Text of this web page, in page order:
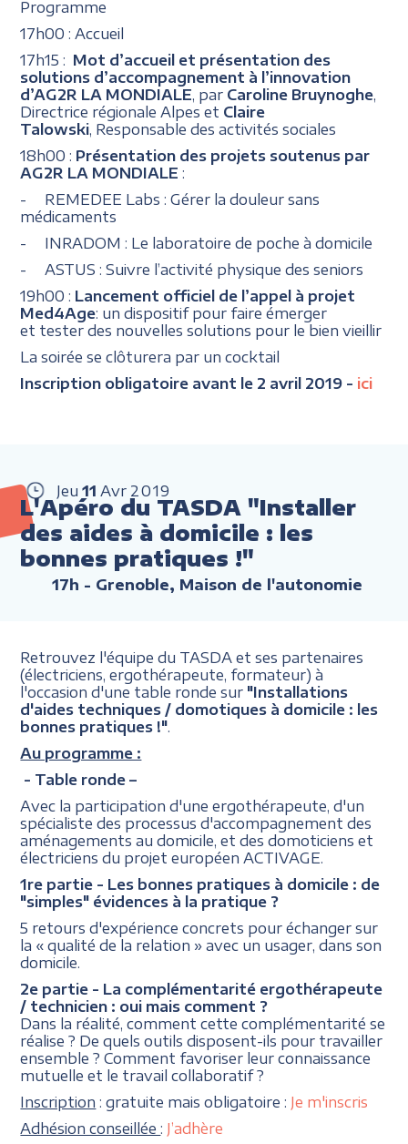
Programme
17h00 : Accueil
17h15 : Mot d’accueil et présentation des
solutions d’accompagnement à l’innovation
d’AG2R LA MONDIALE , par Caroline Bruynoghe
Directrice régionale Alpes et Claire
Talowski , Responsable des activités sociales
18h00 : Présentation des projets soutenus par
AG2R LA MONDIALE:
- REMEDEE Labs : Gérer la douleur sans
médicaments
- INRADOM : Le laboratoire de poche à domicile
- ASTUS : Suivre l’activité physique des seniors
19h00 : Lancement officiel de l’appel à projet
Med4Age: un dispositif pour faire émerger
et tester des nouvelles solutions pour le bien vieillir
La soirée se clôturera par un cocktail
Inscription obligatoire avant le 2 avril 2019 - ici
Jeu 11 Avr 2019
L'Apéro du TASDA "Installer
des aides à domicile : les
bonnes pratiques !"
17h - Grenoble, Maison de l'autonomie
Retrouvez l'équipe du TASDA et ses partenaires
(électriciens, ergothérapeute, formateur) à
l'occasion d'une table ronde sur "Installations
d'aides techniques / domotiques à domicile : les
bonnes pratiques !"
Au programme :
- Table ronde –
Avec la participation d'une ergothérapeute, d'un
spécialiste des processus d'accompagnement des
aménagements au domicile, et des domoticiens et
électriciens du projet européen ACTIVAGE.
1re partie - Les bonnes pratiques à domicile : de
"simples" évidences à la pratique ?
5 retours d'expérience concrets pour échanger sur
la « qualité de la relation » avec un usager, dans son
domicile.
2e partie - La complémentarité ergothérapeute
/ technicien : oui mais comment ?
Dans la réalité, comment cette complémentarité se
réalise ? De quels outils disposent-ils pour travailler
ensemble ? Comment favoriser leur connaissance
mutuelle et le travail collaboratif ?
Inscription : gratuite mais obligatoire : Je m'inscris
Adhésion conseillée: J’adhère